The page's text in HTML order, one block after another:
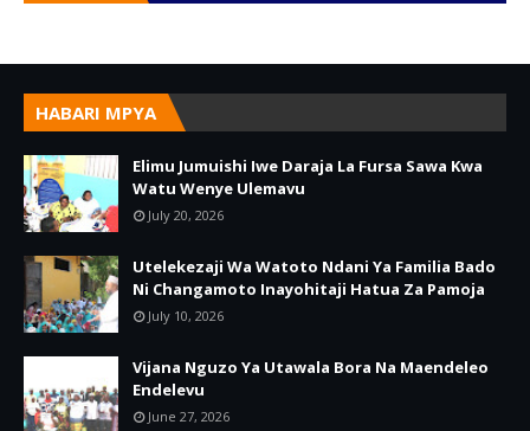
HABARI MPYA
Elimu Jumuishi Iwe Daraja La Fursa Sawa Kwa
Watu Wenye Ulemavu
July 20, 2026
Utelekezaji Wa Watoto Ndani Ya Familia Bado
Ni Changamoto Inayohitaji Hatua Za Pamoja
July 10, 2026
Vijana Nguzo Ya Utawala Bora Na Maendeleo
Endelevu
June 27, 2026